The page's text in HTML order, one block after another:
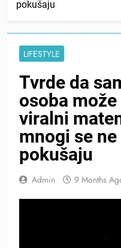
pokušaju
LIFESTYLE
Tvrde da
osoba
viralni
mnogi se
pokušaju
Admin 9 Months